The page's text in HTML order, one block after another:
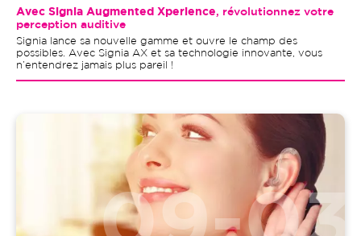
Avec Signia Augmented Xperience, révolutionnez votre
perception auditive
Signia lance sa nouvelle gamme et ouvre le champ des
possibles. Avec Signia AX et sa technologie innovante, vous
n’entendrez jamais plus pareil !